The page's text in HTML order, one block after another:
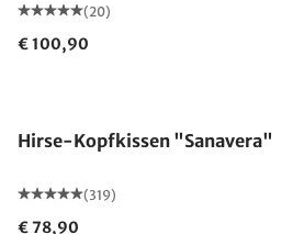
(20)
€ 100,90
Hirse-Kopfkissen "Sanavera"
(319)
€ 78,90